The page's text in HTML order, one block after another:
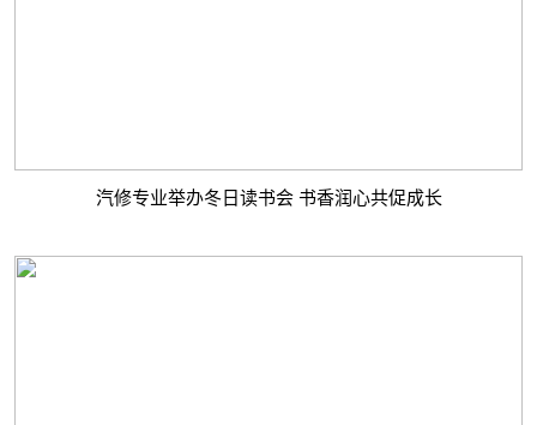
汽修专业举办冬日读书会 书香润心共促成长